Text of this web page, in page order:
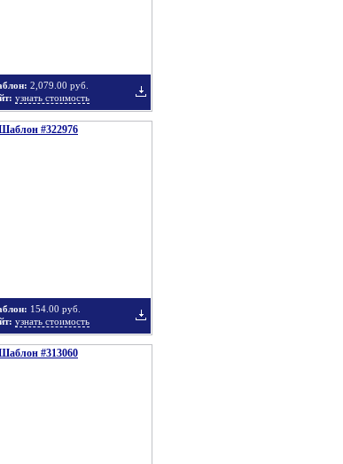
2,079.00 руб.
узнать стоимость
#322976
154.00 руб.
узнать стоимость
#313060